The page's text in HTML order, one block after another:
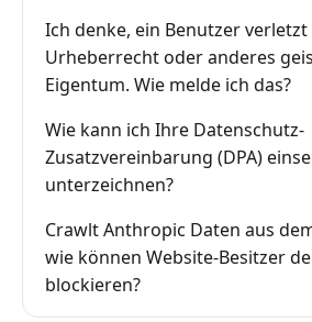
Ich denke, ein Benutzer verletzt
Urheberrecht oder anderes
Eigentum. Wie melde ich das?
Wie kann ich Ihre Datenschutz-
Zusatzvereinbarung (DPA)
unterzeichnen?
Crawlt Anthropic Daten aus
wie können Website-Besitzer
blockieren?